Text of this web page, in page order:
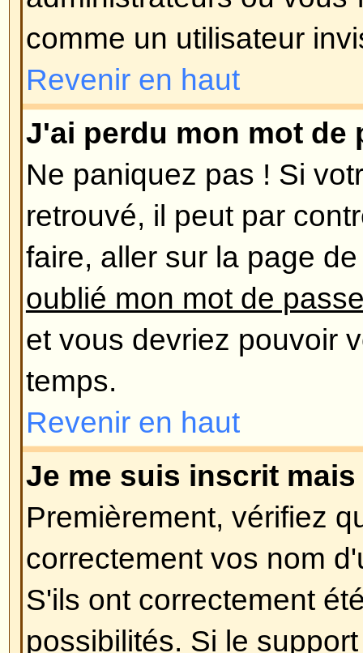
anonymement. Si vous êtes sûr
que vous avez fournie est
contacter l'administrateur du
Revenir en haut
Je me suis enregistré dans le
plus me connecter ?!
Les raisons les plus probables
vous avez entré un nom
incorrect (vérifiez l'e-mail qui
lorsque vous vous êtes
supprimé votre compte pour
vous trouvez dans le dernier
vous n'avez rien posté ? Il est
de supprimer périodiquement
utilisateurs n'ayant rien posté
la base de données. Essayez
encore et impliquez-vous dans
Revenir en haut